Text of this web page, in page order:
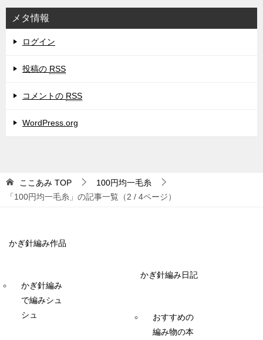
メタ情報
ログイン
投稿の RSS
コメントの RSS
WordPress.org
ここあみ TOP
100円均一毛糸
「100円均一毛糸」の記事一覧（2 / 4ページ）
かぎ針編み作品
かぎ針編み
で編みシュ
シュ
かぎ針編み日記
おすすめの
編み物の本